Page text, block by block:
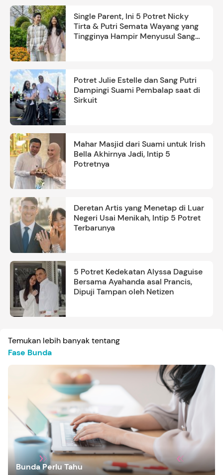
Single Parent, Ini 5 Potret Nicky
Tirta & Putri Semata Wayang yang
Tingginya Hampir Menyusul Sang
Potret Julie Estelle dan Sang Putri
Dampingi Suami Pembalap saat di
Sirkuit
Mahar Masjid dari Suami untuk Irish
Bella Akhirnya Jadi, Intip 5
Potretnya
Deretan Artis yang Menetap di Luar
Negeri Usai Menikah, Intip 5 Potret
Terbarunya
5 Potret Kedekatan Alyssa Daguise
Bersama Ayahanda asal Prancis,
Dipuji Tampan oleh Netizen
Temukan lebih banyak tentang
Fase Bunda
Bunda Perlu Tahu